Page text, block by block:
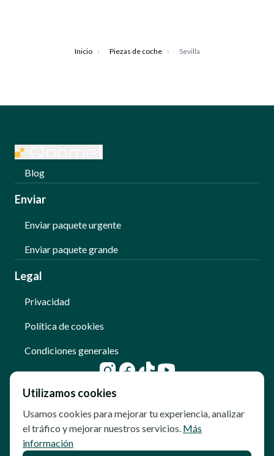
Inicio › Piezas de coche › Sevilla
Blog
Enviar
Enviar paquete urgente
Enviar paquete grande
Legal
Privacidad
Política de cookies
Condiciones generales
Utilizamos cookies
Usamos cookies para mejorar tu experiencia, analizar
el tráfico y mejorar nuestros servicios. Más
información